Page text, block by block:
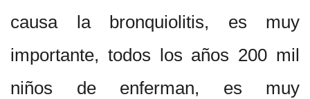
causa la bronquiolitis, es muy
importante, todos los años 200 mil
niños de enferman, es muy